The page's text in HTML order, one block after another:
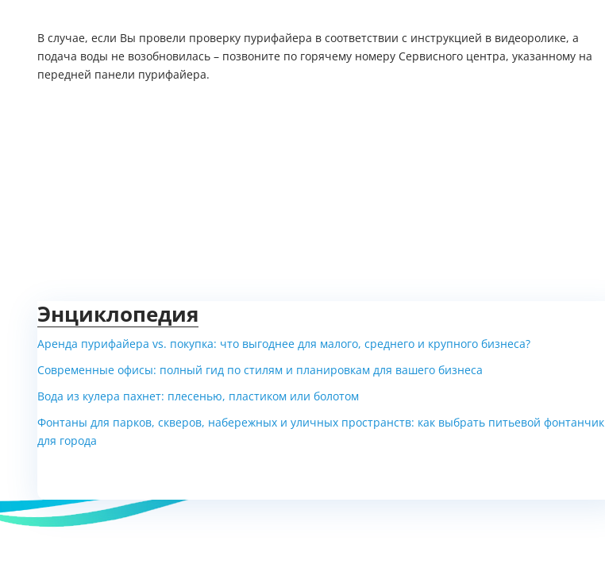
В случае, если Вы провели проверку пурифайера в соответствии с инструкцией в видеоролике, а
подача воды не возобновилась – позвоните по горячему номеру Сервисного центра, указанному на
передней панели пурифайера.
Энциклопедия
Аренда пурифайера vs. покупка: что выгоднее для малого, среднего и крупного бизнеса?
Современные офисы: полный гид по стилям и планировкам для вашего бизнеса
Вода из кулера пахнет: плесенью, пластиком или болотом
Фонтаны для парков, скверов, набережных и уличных пространств: как выбрать питьевой фонтанчик
для города